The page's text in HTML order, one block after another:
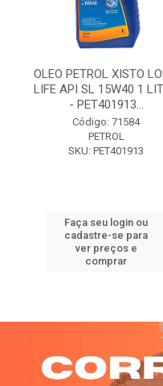
OLEO PETROL XISTO
LIFE API SL 15W40 1
- PET401913...
Código: 71584
PETROL
SKU: PET401913
Faça seu login ou
cadastre-se para
ver preços e
comprar